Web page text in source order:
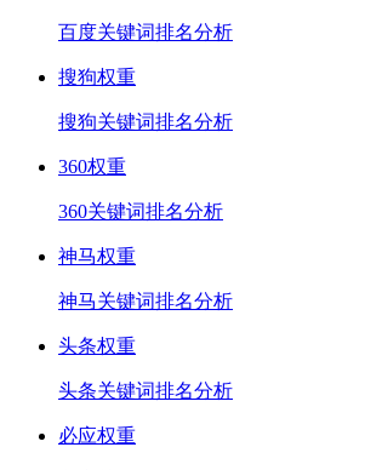
百度关键词排名分析
搜狗权重
搜狗关键词排名分析
360权重
360关键词排名分析
神马权重
神马关键词排名分析
头条权重
头条关键词排名分析
必应权重